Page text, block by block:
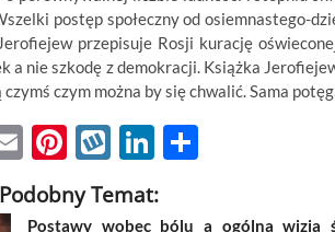
postęp społeczny od osiemnastego-
przepisuje Rosji kurację
a nie szkodę z demokracji. Książka
czym można by się chwalić. Sama
E
m
ail
Pi
nt
er
W
k
Li
k
ar
Temat:
Postawy wobec bólu a ogólna wizja